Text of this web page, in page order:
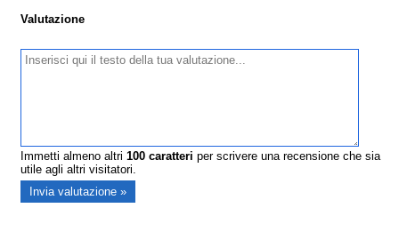
Valutazione
Immetti almeno altri100 caratteri per scrivere una recensione che sia
utile agli altri visitatori.